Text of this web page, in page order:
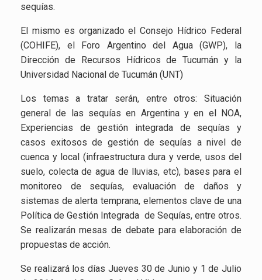
sequías.
El mismo es organizado el Consejo Hídrico Federal
(COHIFE), el Foro Argentino del Agua (GWP), la
Dirección de Recursos Hídricos de Tucumán y la
Universidad Nacional de Tucumán (UNT)
Los temas a tratar serán, entre otros: Situación
general de las sequías en Argentina y en el NOA,
Experiencias de gestión integrada de sequías y
casos exitosos de gestión de sequías a nivel de
cuenca y local (infraestructura dura y verde, usos del
suelo, colecta de agua de lluvias, etc), bases para el
monitoreo de sequías, evaluación de daños y
sistemas de alerta temprana, elementos clave de una
Política de Gestión Integrada de Sequías, entre otros.
Se realizarán mesas de debate para elaboración de
propuestas de acción.
Se realizará los días Jueves 30 de Junio y 1 de Julio